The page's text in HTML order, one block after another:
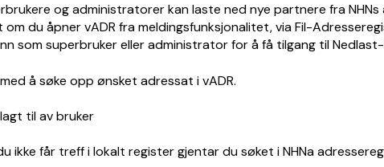
og administratorer kan laste ned nye partnere fra NHNs
om du åpner vADR fra meldingsfunksjonalitet, via Fil-
som superbruker eller administrator for å få tilgang til Nedlast-
å søke opp ønsket adressat i vADR.
ikke får treff i lokalt register gjentar du søket i NHNa